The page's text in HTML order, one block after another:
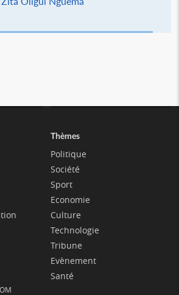
Thèmes
Politique
Société
Sport
Economie
Culture
Technologie
Tribune
Evènement
Santé